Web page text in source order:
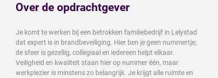
Over de opdrachtgever
Je komt te werken bij een betrokken familiebedrijf in Lelystad
dat expert is in brandbeveiliging. Hier ben je geen nummertje;
de sfeer is gezellig, collegiaal en iedereen helpt elkaar.
Veiligheid en kwaliteit staan hier op nummer één, maar
werkplezier is minstens zo belangrijk. Je krijgt alle ruimte en